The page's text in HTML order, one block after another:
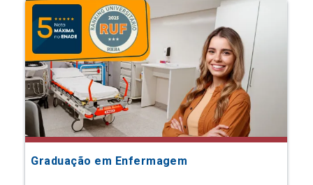
Graduação em Enfermagem